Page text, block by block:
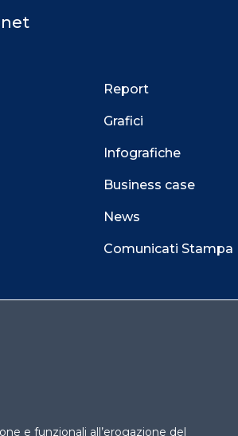
Report
Grafici
Infografiche
Business case
News
Comunicati Stampa
e funzionali all’erogazione del